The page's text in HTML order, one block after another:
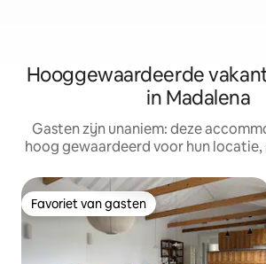
Hooggewaardeerde
in Madalena
Gasten zijn unaniem: deze
hoog gewaardeerd voor hun locatie,
Favoriet van gasten
Favoriet van gasten